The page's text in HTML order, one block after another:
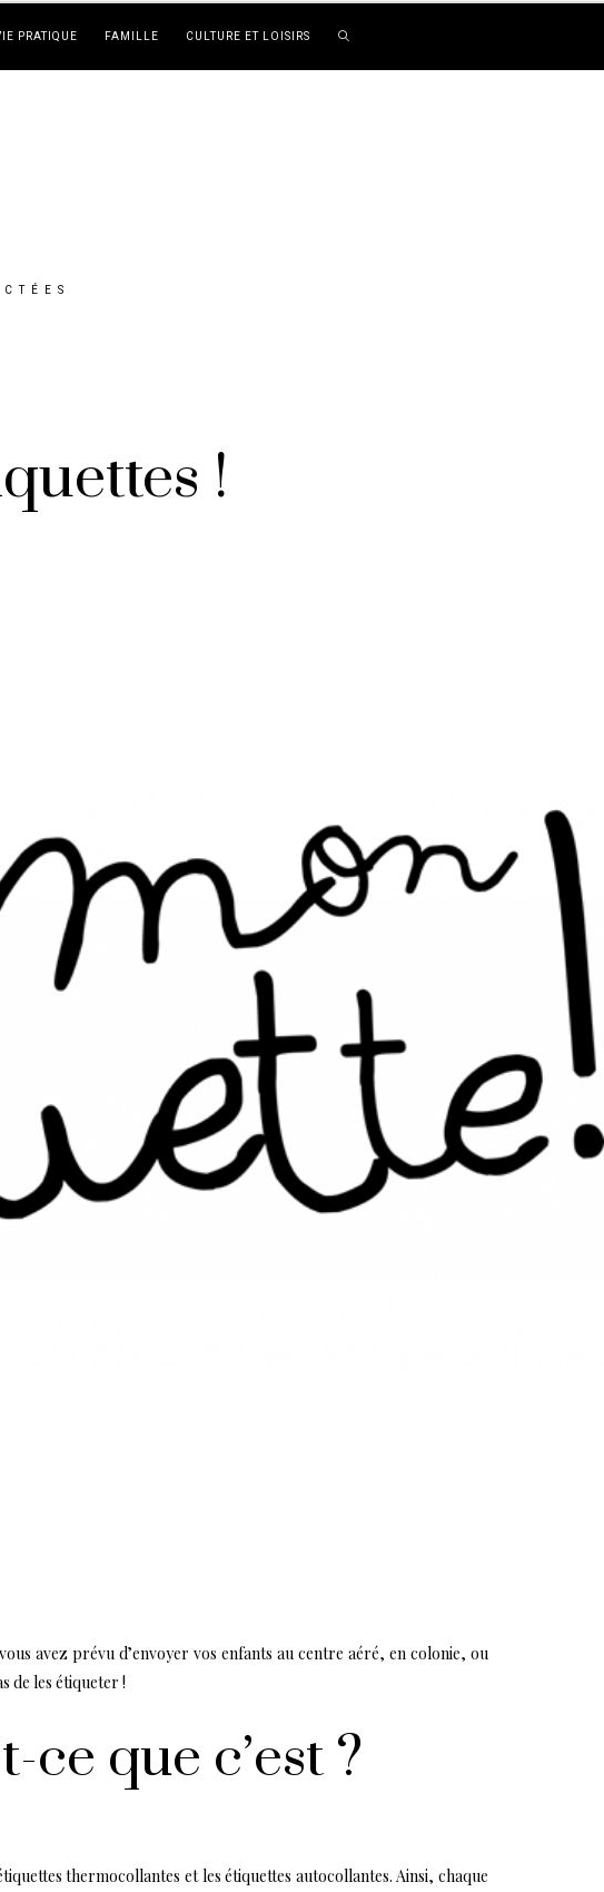
PRATIQUE FAMILLE CULTURE ET LOISIRS
!
avez prévu d’envoyer vos enfants au centre aéré, en colonie, ou
de les étiqueter !
ce que c’est ?
thermocollantes et les étiquettes autocollantes. Ainsi, chaque